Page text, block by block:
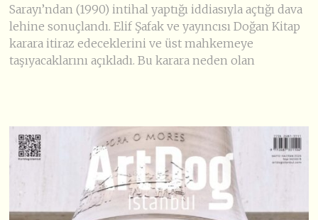
Sarayı’ndan (1990) intihal yaptığı iddiasıyla açtığı dava
lehine sonuçlandı. Elif Şafak ve yayıncısı Doğan Kitap
karara itiraz edeceklerini ve üst mahkemeye
taşıyacaklarını açıkladı. Bu karara neden olan